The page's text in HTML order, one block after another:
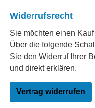
Widerrufsrecht
Sie möchten einen
Über die folgende
Sie den Widerruf Ihrer
und direkt erklären.
Vertrag widerrufen